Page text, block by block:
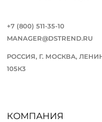
+7 (800) 511-35-10
MANAGER@DSTREND.RU
РОССИЯ, Г. МОСКВА,
105К3
КОМПАНИЯ